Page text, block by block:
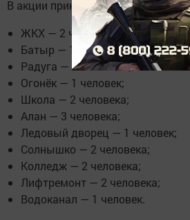
В акции приняли участие:
ЖКХ — 2 человека;
Батыр — 1 человек;
Радуга — 3 человека;
Огонёк — 1 человек;
Школа — 2 человека;
Алан — 3 человека;
Ледовый дворец — 1 человек;
Солнышко — 2 человека;
Колледж — 2 человека;
Лифтремонт — 2 человека;
Водоканал — 1 человек.